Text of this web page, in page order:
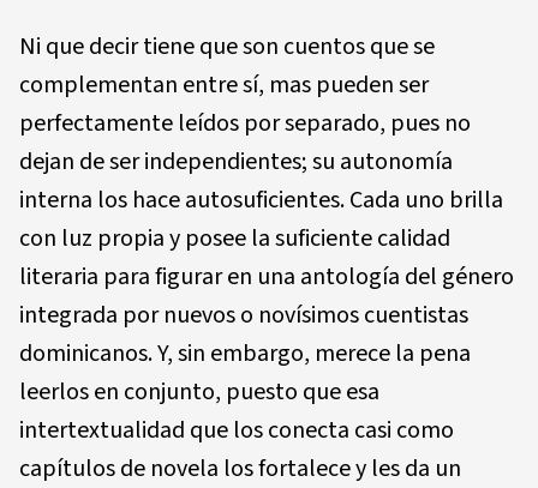
Ni que decir tiene que son cuentos que se
complementan entre sí, mas pueden ser
perfectamente leídos por separado, pues no
dejan de ser independientes; su autonomía
interna los hace autosuficientes. Cada uno brilla
con luz propia y posee la suficiente calidad
literaria para figurar en una antología del género
integrada por nuevos o novísimos cuentistas
dominicanos. Y, sin embargo, merece la pena
leerlos en conjunto, puesto que esa
intertextualidad que los conecta casi como
capítulos de novela los fortalece y les da un